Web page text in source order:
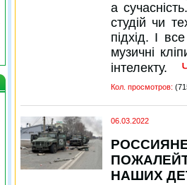
а
студій чи
підхід. І
музичні
інтелекту.
Кол. просмотров:
06.03.2022
НАШИХ